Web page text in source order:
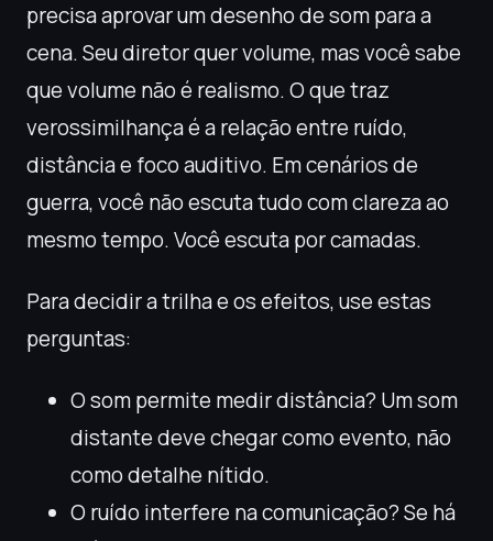
precisa aprovar um desenho de som para a
cena. Seu diretor quer volume, mas você sabe
que volume não é realismo. O que traz
verossimilhança é a relação entre ruído,
distância e foco auditivo. Em cenários de
guerra, você não escuta tudo com clareza ao
mesmo tempo. Você escuta por camadas.
Para decidir a trilha e os efeitos, use estas
perguntas:
O som permite medir distância? Um som
distante deve chegar como evento, não
como detalhe nítido.
O ruído interfere na comunicação? Se há